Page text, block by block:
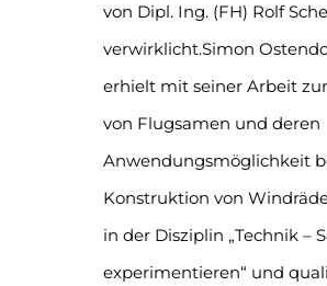
von Dipl. Ing. (FH) Rolf
verwirklicht.Simon
erhielt mit seiner Arbeit
von Flugsamen und deren
Anwendungsmöglichkeit
Konstruktion von
in der Disziplin „Technik –
experimentieren“ und